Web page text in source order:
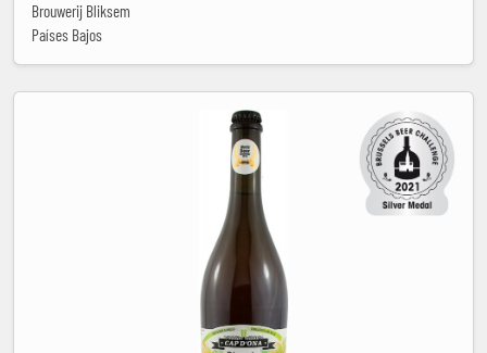
Brouwerij Bliksem
Países Bajos